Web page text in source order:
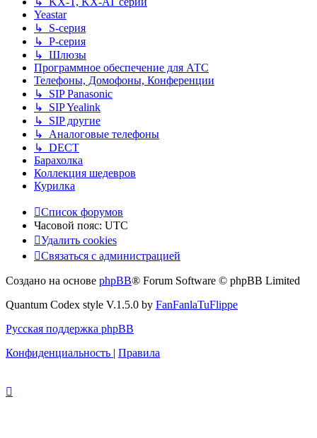
Yeastar
↳ S-серия
↳ P-серия
↳ Шлюзы
Программное обеспечение для АТС
Телефоны, Домофоны, Конференции
↳ SIP Panasonic
↳ SIP Yealink
↳ SIP другие
↳ Аналоговые телефоны
↳ DECT
Барахолка
Коллекция шедевров
Курилка
Список форумов
Часовой пояс: UTC
Удалить cookies
Связаться с администрацией
Создано на основе phpBB® Forum Software © phpBB Limited
Quantum Codex style V.1.5.0 by FanFanlaTuFlippe
Русская поддержка phpBB
Конфиденциальность | Правила